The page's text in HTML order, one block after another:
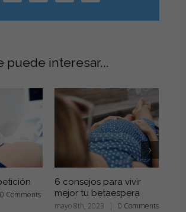
para
puede interesar...
0 Comments
6 consejos para vivir
mejor tu betaespera
mayo 8th, 2023 | 0 Comments